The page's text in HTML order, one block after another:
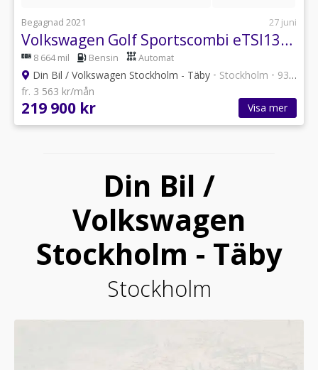
Begagnad 2021 27 juni
Volkswagen Golf Sportscombi eTSI131 DSG Life Drag/Backkamera
8 664 mil Bensin Automat
Din Bil / Volkswagen Stockholm - Täby • Stockholm • 93 annonser
fr. 3 563 kr/mån
219 900 kr Visa mer
Din Bil /
Volkswagen
Stockholm - Täby
Stockholm